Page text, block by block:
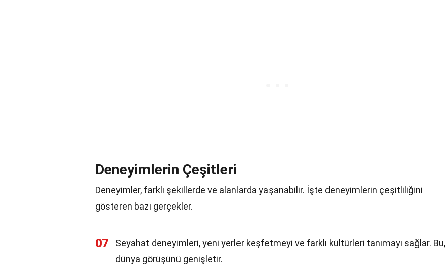
Deneyimlerin Çeşitleri
Deneyimler, farklı şekillerde ve alanlarda yaşanabilir. İşte deneyimlerin çeşitliliğini
gösteren bazı gerçekler.
07
Seyahat deneyimleri, yeni yerler keşfetmeyi ve farklı kültürleri tanımayı sağlar. Bu,
dünya görüşünü genişletir.